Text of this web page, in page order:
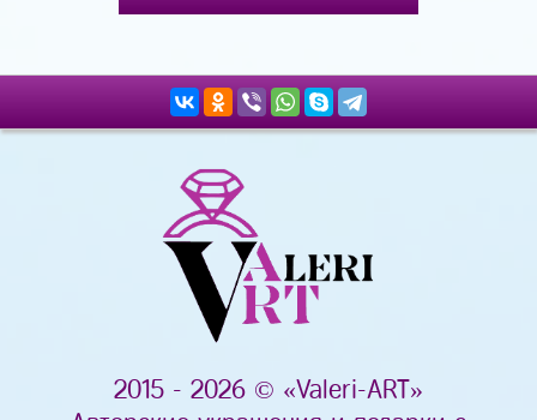
2015 - 2026 © «Valeri-ART»